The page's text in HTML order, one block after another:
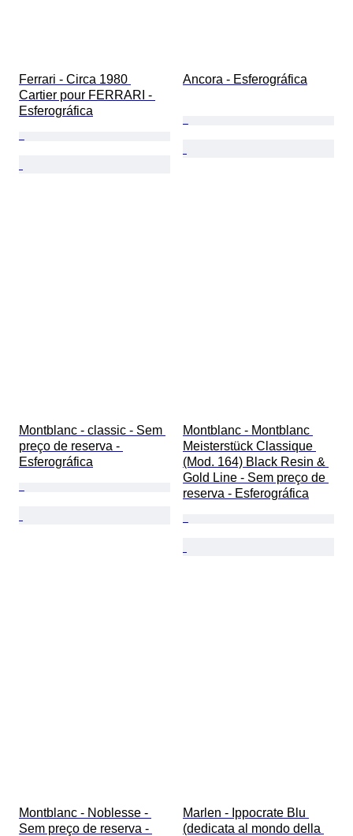
Ferrari - Circa 1980
Cartier pour FERRARI -
Esferográfica
Ancora - Esferográfica
Montblanc - classic - Sem
preço de reserva -
Esferográfica
Montblanc - Montblanc
Meisterstück Classique
(Mod. 164) Black Resin &
Gold Line - Sem preço de
reserva - Esferográfica
Montblanc - Noblesse -
Sem preço de reserva -
Marlen - Ippocrate Blu
(dedicata al mondo della